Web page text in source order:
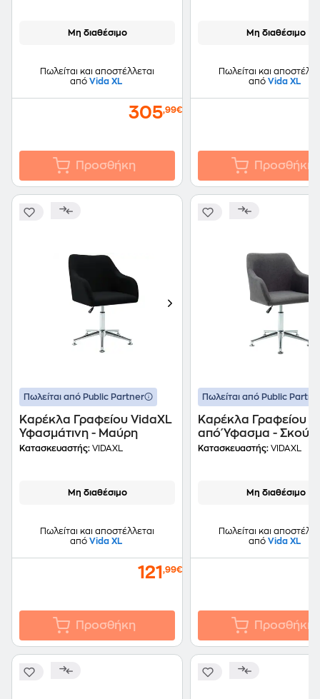
Μη διαθέσιμο
Πωλείται και αποστέλλεται
από Vida XL
305,99€
Προσθήκη
Μη διαθέσιμο
Πωλείται και
από Vida XL
Προσθήκη
Πωλείται από Public Partner
Καρέκλα Γραφείου VidaXL
Υφασμάτινη - Μαύρη
Κατασκευαστής: VIDAXL
Μη διαθέσιμο
Πωλείται και αποστέλλεται
από Vida XL
121 ,99€
Προσθήκη
Πωλείται από Public
Καρέκλα Γραφείου
από Ύφασμα -
Κατασκευαστής: VIDAXL
Μη διαθέσιμο
Πωλείται και
από Vida XL
Προσθήκη